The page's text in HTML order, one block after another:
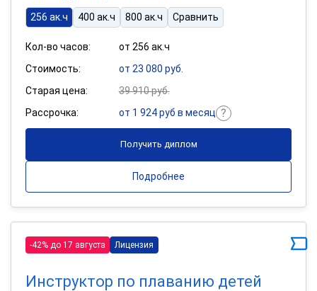
256 ак.ч 400 ак.ч 800 ак.ч Сравнить
Кол-во часов:
от 256 ак.ч
Стоимость:
от 23 080 руб.
Старая цена:
39 910 руб.
Рассрочка:
от 1 924 руб в месяц
Получить диплом
Подробнее
-42% до 17 августа Лицензия
Инструктор по плаванию детей